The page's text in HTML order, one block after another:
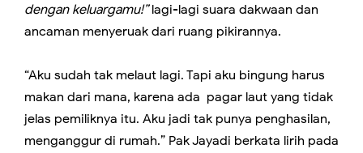
dengan keluargamu!”lagi-lagi suara dakwaan dan
ancaman menyeruak dari ruang pikirannya.
“Aku sudah tak melaut lagi. Tapi aku bingung harus
makan dari mana, karena ada pagar laut yang tidak
jelas pemiliknya itu. Aku jadi tak punya penghasilan,
menganggur di rumah.” Pak Jayadi berkata lirih pada